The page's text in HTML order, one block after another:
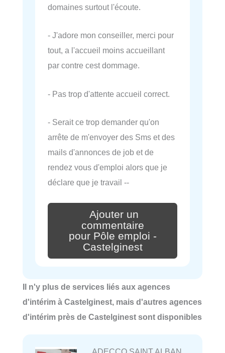
domaines surtout l'écoute.
- J'adore mon conseiller, merci pour
tout, a l'accueil moins accueillant
par contre cest dommage.
- Pas trop d'attente accueil correct.
- Serait ce trop demander qu'on
arrête de m'envoyer des Sms et des
mails d'annonces de job et de
rendez vous d'emploi alors que je
déclare que je travail --
Ajouter un
commentaire
pour Pôle emploi -
Castelginest
Il n'y plus de services liés aux agences
d'intérim à Castelginest, mais d'autres agences
d'intérim près de Castelginest sont disponibles